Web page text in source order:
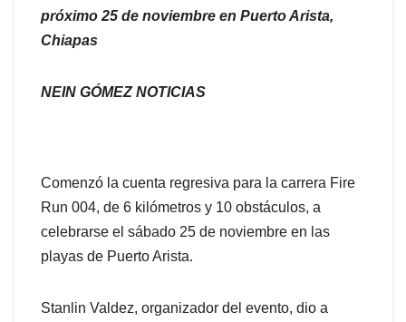
próximo 25 de noviembre en Puerto Arista,
Chiapas
NEIN GÓMEZ NOTICIAS
Comenzó la cuenta regresiva para la carrera Fire
Run 004, de 6 kilómetros y 10 obstáculos, a
celebrarse el sábado 25 de noviembre en las
playas de Puerto Arista.
Stanlin Valdez, organizador del evento, dio a